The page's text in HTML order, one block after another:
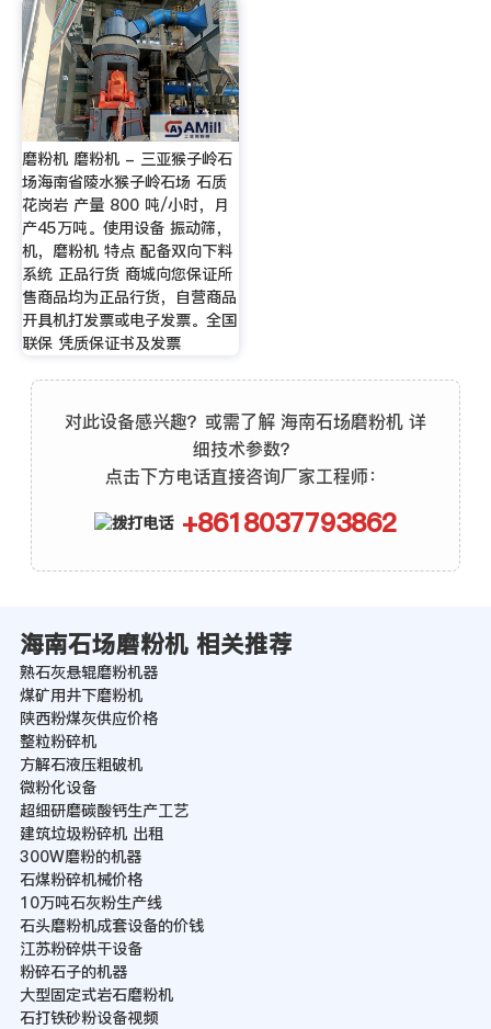
磨粉机 磨粉机 - 三亚猴子岭石
场海南省陵水猴子岭石场 石质
花岗岩 产量 800 吨/小时，月
产45万吨。使用设备 振动筛，
机，磨粉机 特点 配备双向下料
系统 正品行货 商城向您保证所
售商品均为正品行货，自营商品
开具机打发票或电子发票。全国
联保 凭质保证书及发票
对此设备感兴趣？或需了解 海南石场磨粉机 详
细技术参数？
点击下方电话直接咨询厂家工程师：
+8618037793862
海南石场磨粉机 相关推荐
熟石灰悬辊磨粉机器
煤矿用井下磨粉机
陕西粉煤灰供应价格
整粒粉碎机
方解石液压粗破机
微粉化设备
超细研磨碳酸钙生产工艺
建筑垃圾粉碎机 出租
300W磨粉的机器
石煤粉碎机械价格
10万吨石灰粉生产线
石头磨粉机成套设备的价钱
江苏粉碎烘干设备
粉碎石子的机器
大型固定式岩石磨粉机
石打铁砂粉设备视频